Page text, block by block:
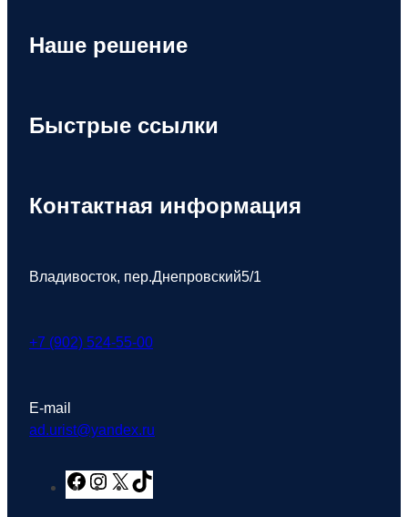
Наше решение
Быстрые ссылки
Контактная информация
Владивосток, пер.Днепровский5/1
+7 (902) 524-55-00
E-mail
ad.urist@yandex.ru
F
a
n
X
i